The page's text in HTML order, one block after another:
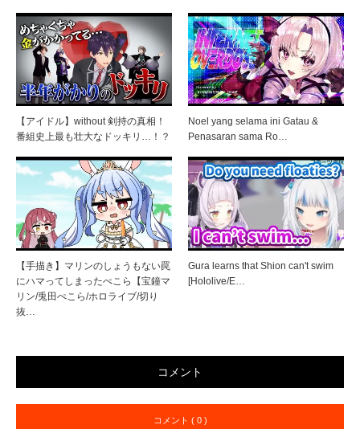
【アイドル】without 剣持の真相！
番組史上最も壮大なドッキリ…！？
Noel yang selama ini Gatau &
Penasaran sama Ro…
【手描き】マリンのしょうもない罠
にハマってしまったぺこら【宝鐘マ
リン/兎田ぺこら/ホロライブ/切り
抜…
Gura learns that Shion can't swim
[Hololive/E…
コメント
コメント ( 0 )